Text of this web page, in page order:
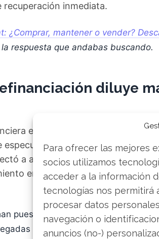
Para ofrecer las mejores
socios utilizamos
acceder a la información
tecnologías nos permitirá
procesar datos
navegación o
anuncios (no-)
inmediata.
¿Comprar, mantener o vender?
respuesta que andabas buscando.
diluye
emprendida por la empresa ha
especulaba en el mercado. Los
a aproximadamente1.110
en 2027, generando
puesto en circulación
a los tenedores de deuda